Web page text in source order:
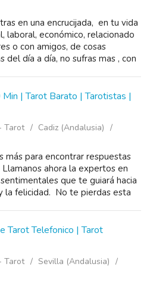
en una encrucijada, en tu vida
laboral, económico, relacionado
o con amigos, de cosas
del día a día, no sufras mas , con
| Tarot Barato | Tarotistas |
Tarot
Cadiz (Andalusia)
más para encontrar respuestas
ahora la expertos en
que te guiará hacia
la felicidad. No te pierdas esta
Tarot Telefonico | Tarot
Tarot
Sevilla (Andalusia)